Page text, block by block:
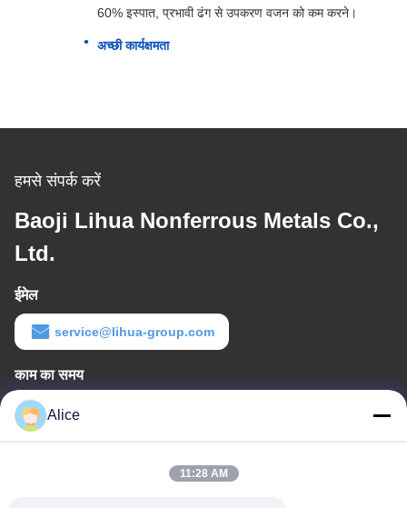
60% इस्पात, प्रभावी ढंग से उपकरण वजन को कम करने।
अच्छी कार्यक्षमता
हमसे संपर्क करें
Baoji Lihua Nonferrous Metals Co.,
Ltd.
ईमेल
service@lihua-group.com
काम का समय
8:30-18:00
हमारा पता
Alice
11:28 AM